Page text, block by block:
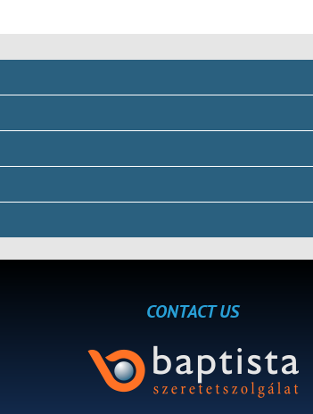
CONTACT US